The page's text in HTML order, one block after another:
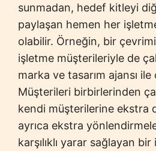
sunmadan, hedef kitleyi
paylaşan hemen her
olabilir. Örneğin, bir
işletme müşterileriyle de
marka ve tasarım ajansı ile
Müşterileri birbirlerinden
kendi müşterilerine ekstra
ayrıca ekstra
karşılıklı yarar sağlayan bir